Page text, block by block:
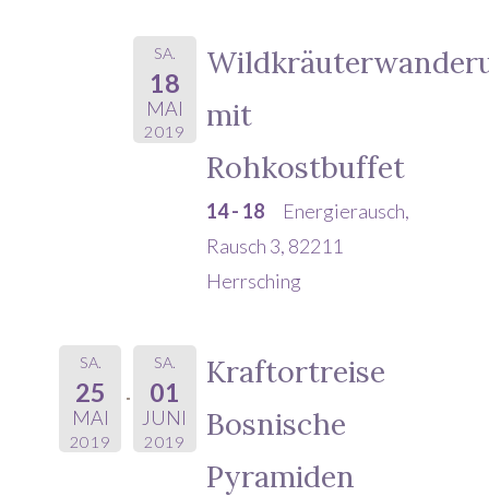
SA.
18
MAI
2019
mit
Rohkostbuffet
14 - 18
Energierausch,
Rausch 3, 82211
Herrsching
SA.
25
MAI
2019
SA.
01
JUNI
2019
Kraftortreise
Bosnische
Pyramiden